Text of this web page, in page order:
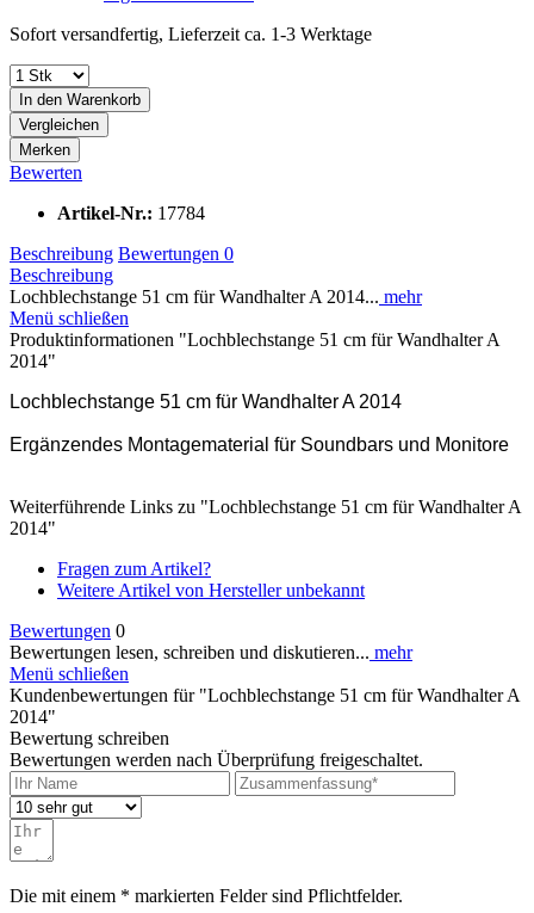
Sofort versandfertig, Lieferzeit ca. 1-3 Werktage
In den Warenkorb
Vergleichen
Merken
Bewerten
Artikel-Nr.: 17784
Beschreibung Bewertungen 0
Beschreibung
Lochblechstange 51 cm für Wandhalter A 2014... mehr
Menü schließen
Produktinformationen "Lochblechstange 51 cm für Wandhalter A
2014"
Lochblechstange 51 cm für Wandhalter A 2014
Ergänzendes Montagematerial für Soundbars und Monitore
Weiterführende Links zu "Lochblechstange 51 cm für Wandhalter A
2014"
Fragen zum Artikel?
Weitere Artikel von Hersteller unbekannt
Bewertungen 0
Bewertungen lesen, schreiben und diskutieren... mehr
Menü schließen
Kundenbewertungen für "Lochblechstange 51 cm für Wandhalter A
2014"
Bewertung schreiben
Bewertungen werden nach Überprüfung freigeschaltet.
Die mit einem * markierten Felder sind Pflichtfelder.